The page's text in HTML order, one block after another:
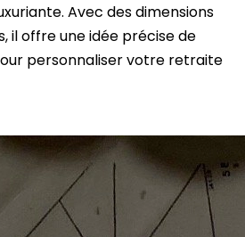
Avec des dimensions
il offre une idée précise de
personnaliser votre retraite